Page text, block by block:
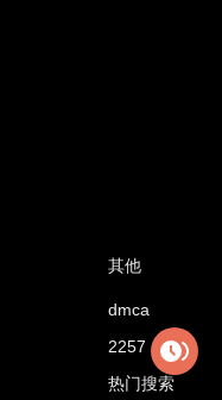
其他
dmca
2257
热门搜索